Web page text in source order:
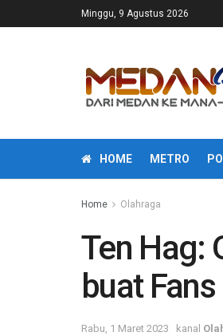
Minggu, 9 Agustus 2026
HOME METRO
Home Olahraga
Ten Hag:
buat Fans
Rabu, 1 Maret 2023 kanal